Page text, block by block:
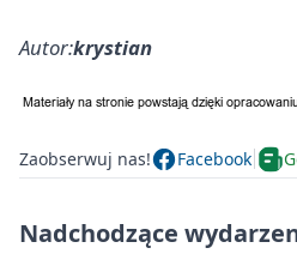
Autor:krystian
Zaobserwuj nas! Facebook
Nadchodzące